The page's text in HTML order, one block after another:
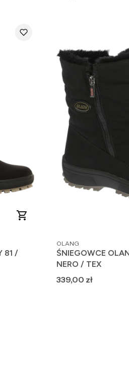
81 /
PRODUCENT
OLANG
ŚNIEGOWCE
NERO / TEX
Cena
339,00 zł